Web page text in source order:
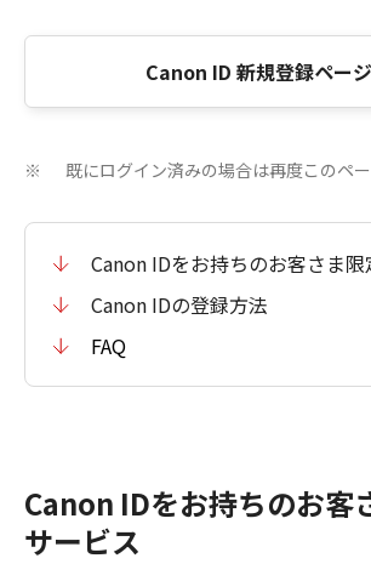
Canon ID 新規登録ページ
※ 既にログイン済みの場合は再度このペー
Canon IDをお持ちのお客さま
Canon IDの登録方法
FAQ
Canon IDをお持ちのお客
サービス